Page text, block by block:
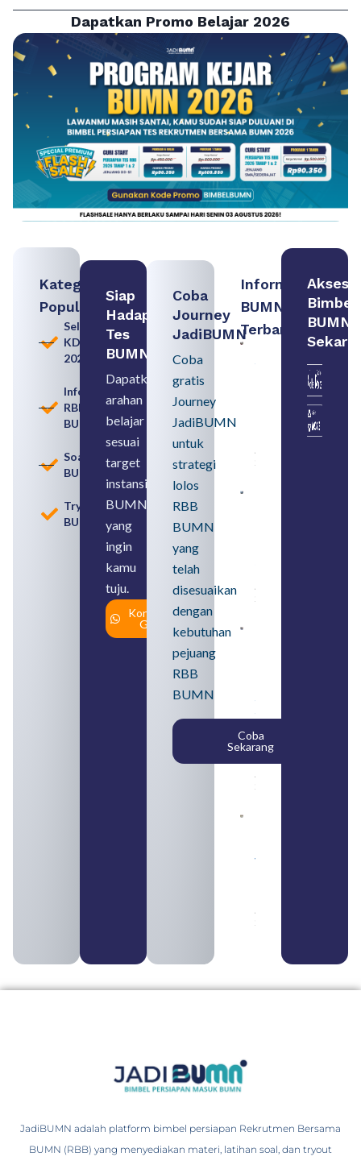
Dapatkan Promo Belajar 2026
Kategori
Populer
Seleksi
KDKMP
2026
Informasi
RBB
BUMN
Soal
BUMN
Tryout
BUMN
Siap
Hadapi
Tes
BUMN
Dapatkan
arahan
belajar
sesuai
target
instansi
BUMN
yang
ingin
kamu
tuju.
Konsultasi
Gratis
Coba
Journey
JadiBUMN
Coba
gratis
Journey
JadiBUMN
untuk
strategi
lolos
RBB
BUMN
yang
telah
disesuaikan
dengan
kebutuhan
pejuang
RBB
BUMN
Coba
Sekarang
Informasi
BUMN
Terbaru:
Persiapan
Seleksi
Rekrutmen
Memahami
August 8,
2026
August 6,
2026
SMA
Syarat,
Posisi,
dan
Cara
Daftar
August 5,
2026
yang
August 4,
2026
Akses
Bimbel
BUMN
JadiBUMN adalah platform bimbel persiapan Rekrutmen Bersama
BUMN (RBB) yang menyediakan materi, latihan soal, dan tryout